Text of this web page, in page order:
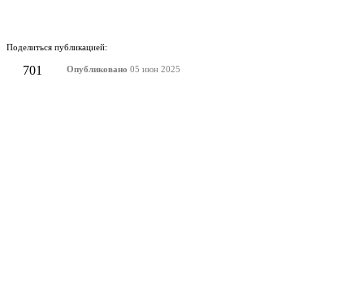
Поделиться публикацией:
701 Опубликовано 05 июн 2025